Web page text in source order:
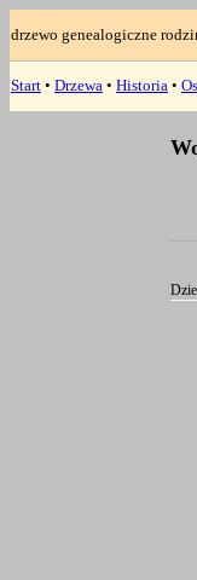
drzewo genealogiczne
Start • Drzewa • Historia •